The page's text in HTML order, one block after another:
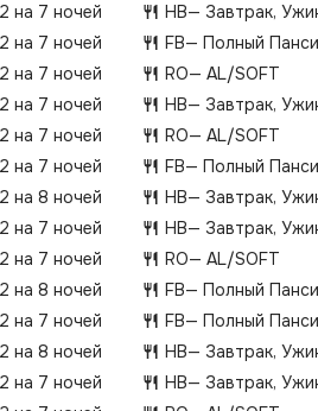
на 7 ночей
HB— Завтрак,
на 7 ночей
FB— Полный
на 7 ночей
RO— AL/SOFT
на 7 ночей
HB— Завтрак,
на 7 ночей
RO— AL/SOFT
на 7 ночей
FB— Полный
на 8 ночей
HB— Завтрак,
на 7 ночей
HB— Завтрак,
на 7 ночей
RO— AL/SOFT
на 8 ночей
FB— Полный
на 7 ночей
FB— Полный
на 8 ночей
HB— Завтрак,
на 7 ночей
HB— Завтрак,